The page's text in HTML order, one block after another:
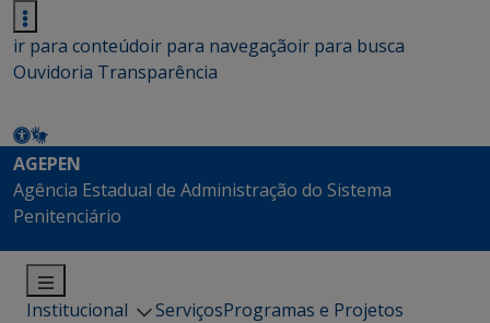
ir para conteúdoir para navegaçãoir para busca
Ouvidoria Transparência
AGEPEN
Agência Estadual de Administração do Sistema
Penitenciário
Institucional ServiçosProgramas e Projetos